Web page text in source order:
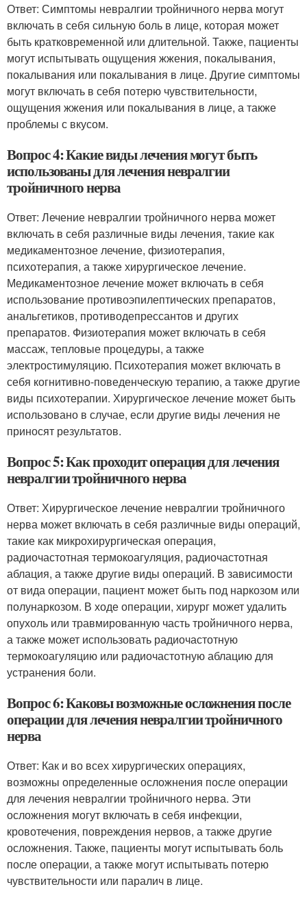
Ответ: Симптомы невралгии тройничного нерва могут
включать в себя сильную боль в лице, которая может
быть кратковременной или длительной. Также, пациенты
могут испытывать ощущения жжения, покалывания,
покалывания или покалывания в лице. Другие симптомы
могут включать в себя потерю чувствительности,
ощущения жжения или покалывания в лице, а также
проблемы с вкусом.
Вопрос 4: Какие виды лечения могут быть
использованы для лечения невралгии
тройничного нерва
Ответ: Лечение невралгии тройничного нерва может
включать в себя различные виды лечения, такие как
медикаментозное лечение, физиотерапия,
психотерапия, а также хирургическое лечение.
Медикаментозное лечение может включать в себя
использование противоэпилептических препаратов,
анальгетиков, противодепрессантов и других
препаратов. Физиотерапия может включать в себя
массаж, тепловые процедуры, а также
электростимуляцию. Психотерапия может включать в
себя когнитивно-поведенческую терапию, а также другие
виды психотерапии. Хирургическое лечение может быть
использовано в случае, если другие виды лечения не
приносят результатов.
Вопрос 5: Как проходит операция для лечения
невралгии тройничного нерва
Ответ: Хирургическое лечение невралгии тройничного
нерва может включать в себя различные виды операций,
такие как микрохирургическая операция,
радиочастотная термокоагуляция, радиочастотная
аблация, а также другие виды операций. В зависимости
от вида операции, пациент может быть под наркозом или
полунаркозом. В ходе операции, хирург может удалить
опухоль или травмированную часть тройничного нерва,
а также может использовать радиочастотную
термокоагуляцию или радиочастотную аблацию для
устранения боли.
Вопрос 6: Каковы возможные осложнения после
операции для лечения невралгии тройничного
нерва
Ответ: Как и во всех хирургических операциях,
возможны определенные осложнения после операции
для лечения невралгии тройничного нерва. Эти
осложнения могут включать в себя инфекции,
кровотечения, повреждения нервов, а также другие
осложнения. Также, пациенты могут испытывать боль
после операции, а также могут испытывать потерю
чувствительности или паралич в лице.